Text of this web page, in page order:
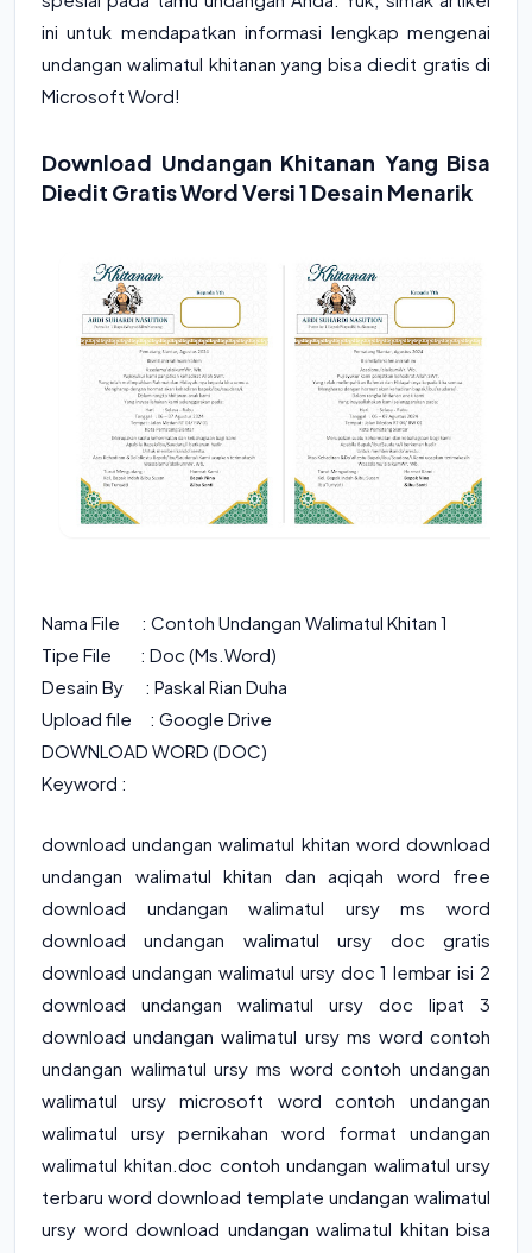
ini untuk mendapatkan informasi lengkap mengenai
undangan walimatul khitanan yang bisa diedit gratis di
Microsoft Word!
Download Undangan Khitanan Yang Bisa
Diedit Gratis Word Versi 1 Desain Menarik
Nama File : Contoh Undangan Walimatul Khitan 1
Tipe File : Doc (Ms.Word)
Desain By : Paskal Rian Duha
Upload file : Google Drive
DOWNLOAD WORD (DOC)
Keyword :
download undangan walimatul khitan word download
undangan walimatul khitan dan aqiqah word free
download undangan walimatul ursy ms word
download undangan walimatul ursy doc gratis
download undangan walimatul ursy doc 1 lembar isi 2
download undangan walimatul ursy doc lipat 3
download undangan walimatul ursy ms word contoh
undangan walimatul ursy ms word contoh undangan
walimatul ursy microsoft word contoh undangan
walimatul ursy pernikahan word format undangan
walimatul khitan.doc contoh undangan walimatul ursy
terbaru word download template undangan walimatul
ursy word download undangan walimatul khitan bisa